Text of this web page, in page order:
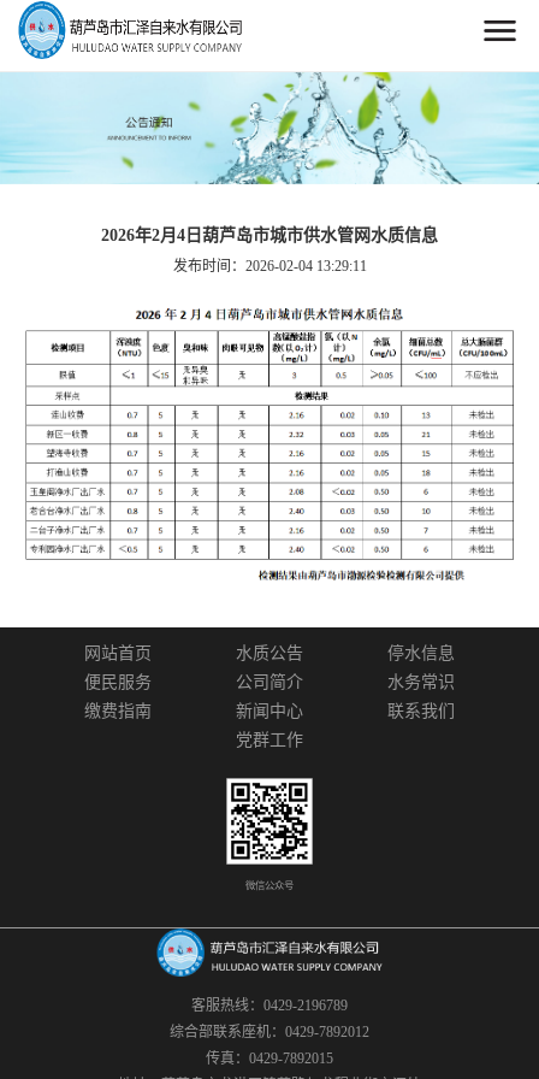
2026年2月4日葫芦岛市城市供水管网水质信息
发布时间：2026-02-04 13:29:11
客服热线：0429-2196789
综合部联系座机：0429-7892012
传真：0429-7892015
网站首页 水质公告
停水信息
便民服务
公司简介
水务常识
缴费指南
新闻中心
联系我们
党群工作
微信公众号